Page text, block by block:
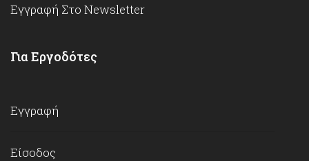
Εγγραφή Στο Newsletter
Για Εργοδότες
Εγγραφή
Είσοδος